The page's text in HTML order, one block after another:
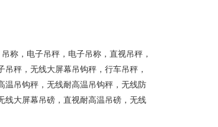
称，电子吊秤，电子吊称，直视吊秤，
秤，无线大屏幕吊钩秤，行车吊秤，
温吊钩秤，无线耐高温吊钩秤，无线防
线大屏幕吊磅，直视耐高温吊磅，无线